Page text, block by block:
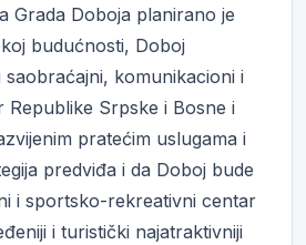
Grada Doboja planirano je
budućnosti, Doboj
saobraćajni, komunikacioni i
Republike Srpske i Bosne i
pratećim uslugama i
predviđa i da Doboj bude
i sportsko-rekreativni centar
i turistički najatraktivniji